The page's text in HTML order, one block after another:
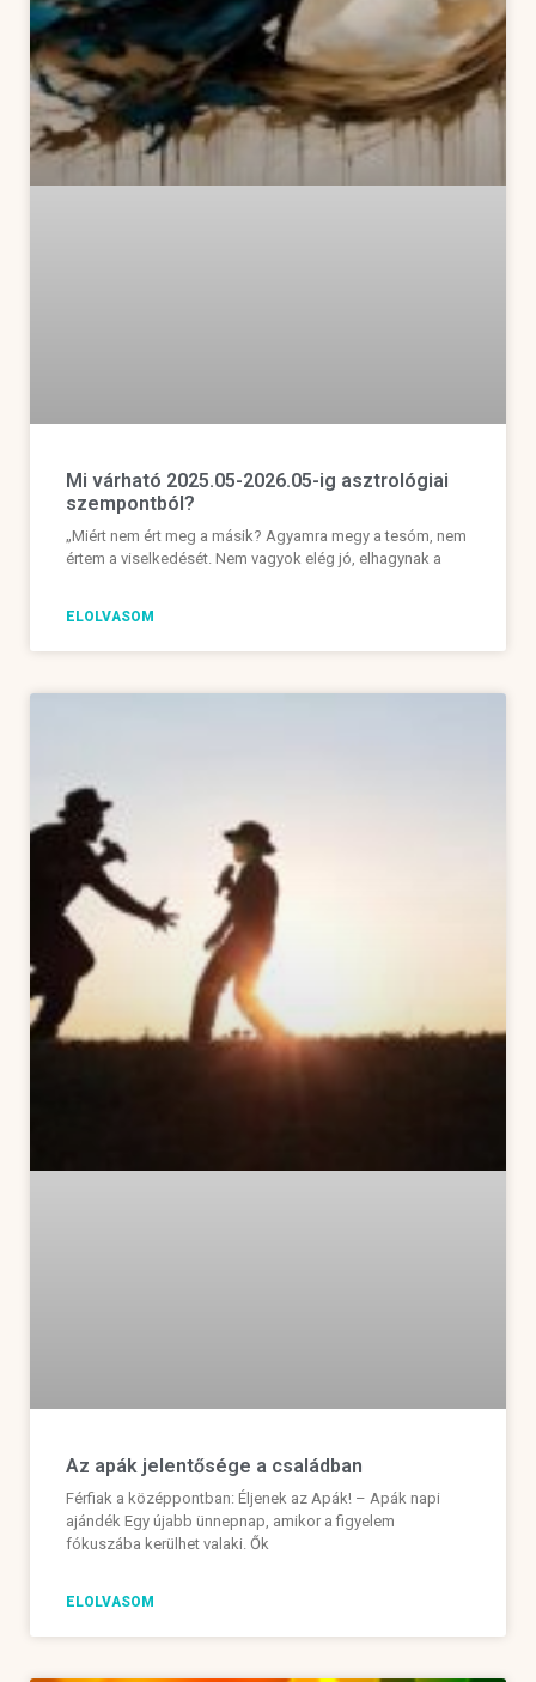
Mi várható 2025.05-2026.05-ig asztrológiai
szempontból?
„Miért nem ért meg a másik? Agyamra megy a tesóm, nem
értem a viselkedését. Nem vagyok elég jó, elhagynak a
ELOLVASOM
Az apák jelentősége a családban
Férfiak a középpontban: Éljenek az Apák! – Apák napi
ajándék Egy újabb ünnepnap, amikor a figyelem
fókuszába kerülhet valaki. Ők
ELOLVASOM